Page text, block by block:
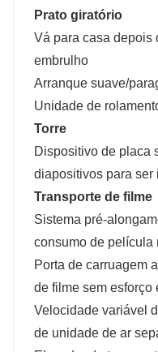
Prato giratório
Vá para casa depois
embrulho
Arranque suave/
Unidade de
Torre
Dispositivo de placa
diapositivos para ser
Transporte de filme
Sistema pré-
consumo de película
Porta de carruagem
de filme sem esforço
Velocidade variável
de unidade de ar